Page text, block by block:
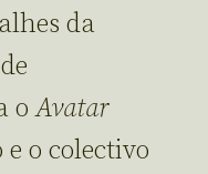
da
oAvatar
o colectivo